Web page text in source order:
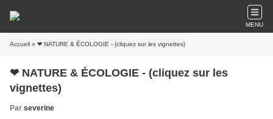
MENU
Accueil » ❤ NATURE & ÉCOLOGIE - (cliquez sur les vignettes)
❤ NATURE & ÉCOLOGIE - (cliquez sur les
vignettes)
Par severine